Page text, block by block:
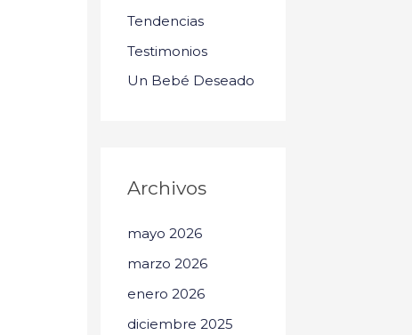
Tendencias
Testimonios
Un Bebé Deseado
Archivos
mayo 2026
marzo 2026
enero 2026
diciembre 2025